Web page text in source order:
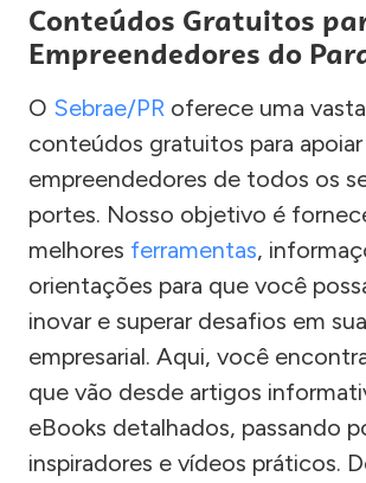
Conteúdos Gratuitos
Empreendedores do
O Sebrae/PR oferece uma
conteúdos gratuitos para apoiar
empreendedores de todos os
portes. Nosso objetivo é
melhores ferramentas,
orientações para que você
inovar e superar desafios em
empresarial. Aqui, você
que vão desde artigos
eBooks detalhados, passando
inspiradores e vídeos práticos.